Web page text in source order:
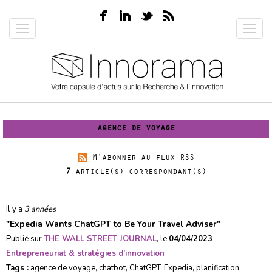
au
contenuToggle
agence de voyage
M'abonner au flux RSS
7 article(s) correspondant(s)
Il y a 3 années
"Expedia Wants ChatGPT to Be Your Travel Adviser"
Publié surTHE WALL STREET JOURNAL, le 04/04/2023
Entrepreneuriat & stratégies d’innovation
Tags : agence de voyage, chatbot, ChatGPT, Expedia, planification,